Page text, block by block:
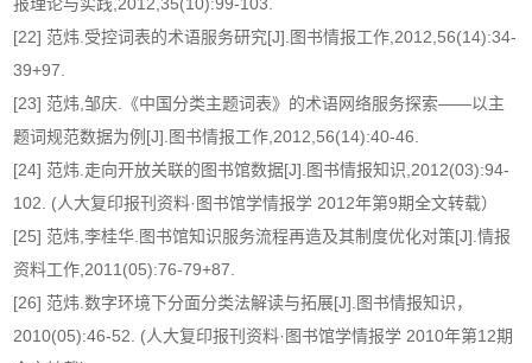
[22] 范炜.受控词表的术语服务研究[J].图书情报工作,2012,56(14):34-
39+97.
[23] 范炜,邹庆.《中国分类主题词表》的术语网络服务探索——以主
题词规范数据为例[J].图书情报工作,2012,56(14):40-46.
[24] 范炜.走向开放关联的图书馆数据[J].图书情报知识,2012(03):94-
102. (人大复印报刊资料·图书馆学情报学 2012年第9期全文转载）
[25] 范炜,李桂华.图书馆知识服务流程再造及其制度优化对策[J].情报
资料工作,2011(05):76-79+87.
[26] 范炜.数字环境下分面分类法解读与拓展[J].图书情报知识，
2010(05):46-52. (人大复印报刊资料·图书馆学情报学 2010年第12期